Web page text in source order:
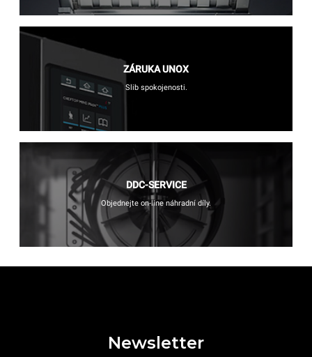
ZÁRUKA UNOX
Slib spokojenosti.
DDC-SERVICE
Objednejte on-line náhradní díly.
Newsletter